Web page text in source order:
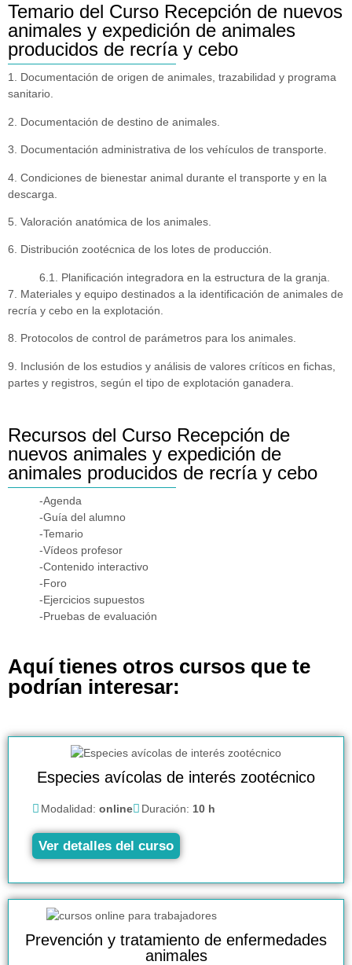
Temario del Curso Recepción de nuevos
animales y expedición de animales
producidos de recría y cebo
1. Documentación de origen de animales, trazabilidad y programa
sanitario.
2. Documentación de destino de animales.
3. Documentación administrativa de los vehículos de transporte.
4. Condiciones de bienestar animal durante el transporte y en la
descarga.
5. Valoración anatómica de los animales.
6. Distribución zootécnica de los lotes de producción.
6.1. Planificación integradora en la estructura de la granja.
7. Materiales y equipo destinados a la identificación de animales de
recría y cebo en la explotación.
8. Protocolos de control de parámetros para los animales.
9. Inclusión de los estudios y análisis de valores críticos en fichas,
partes y registros, según el tipo de explotación ganadera.
Recursos del Curso Recepción de
nuevos animales y expedición de
animales producidos de recría y cebo
-Agenda
-Guía del alumno
-Temario
-Vídeos profesor
-Contenido interactivo
-Foro
-Ejercicios supuestos
-Pruebas de evaluación
Aquí tienes otros cursos que te
podrían interesar:
Especies avícolas de interés zootécnico
Modalidad: online Duración: 10 h
Ver detalles del curso
Prevención y tratamiento de enfermedades
animales